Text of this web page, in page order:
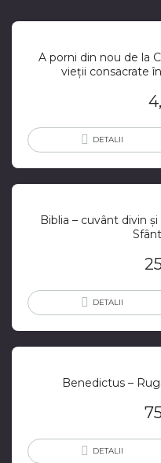
A porni din nou de la
vieții consacrate
DETALII
Biblia – cuvânt divin
DETALII
Benedictus –
DETALII